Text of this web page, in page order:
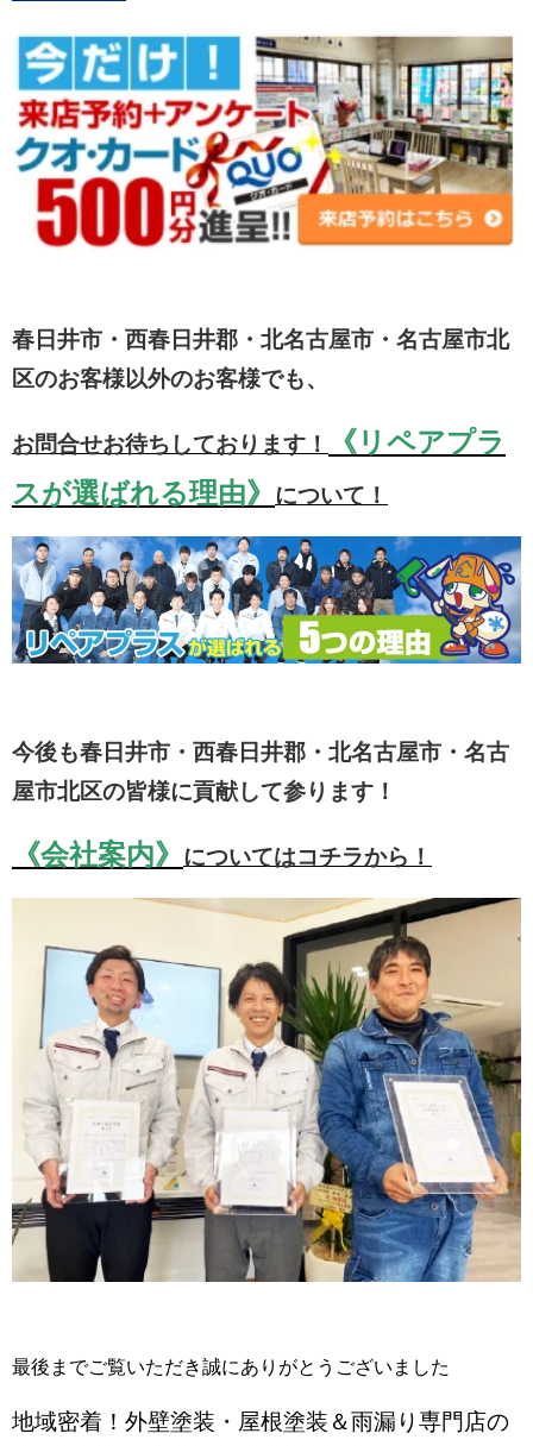
春日井市・西春日井郡・北名古屋市・名古屋市北
区のお客様以外のお客様でも、
お問合せお待ちしております！
《リペアプラ
スが選ばれる理由》
について！
今後も春日井市・西春日井郡・北名古屋市・名古
屋市北区の皆様に貢献して参ります！
《会社案内》 についてはコチラから！
最後までご覧いただき誠にありがとうございました
地域密着！外壁塗装・屋根塗装＆雨漏り専門店の